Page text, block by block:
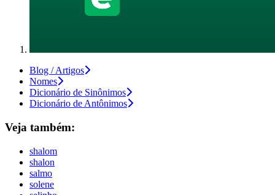
Blog / Artigos
Nomes
Dicionário de Sinônimos
Dicionário de Antônimos
Veja também:
shalom
shalon
salmo
solene